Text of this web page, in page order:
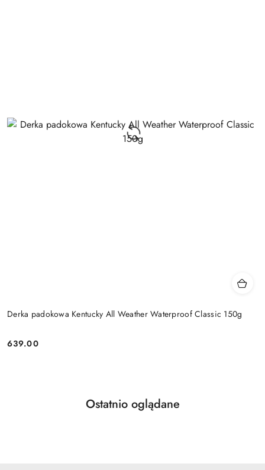
Derka padokowa Kentucky All Weather Waterproof Classic 150g
Cena:
639.00
Pomiń karuzelę produktów
Produkty
Ostatnio oglądane